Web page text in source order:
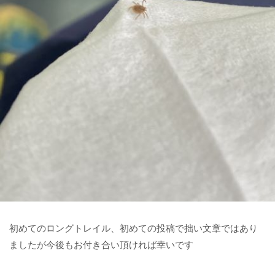
初めてのロングトレイル、初めての投稿で拙い文章ではあり
ましたが今後もお付き合い頂ければ幸いです